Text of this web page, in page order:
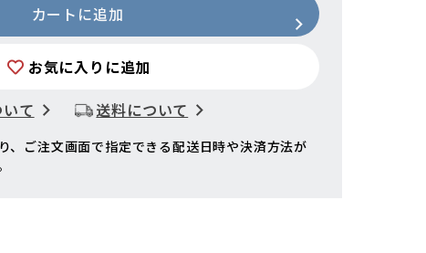
カートに追加
お気に入りに追加
て
送料について
、ご注文画面で指定できる配送日時や決済方法が